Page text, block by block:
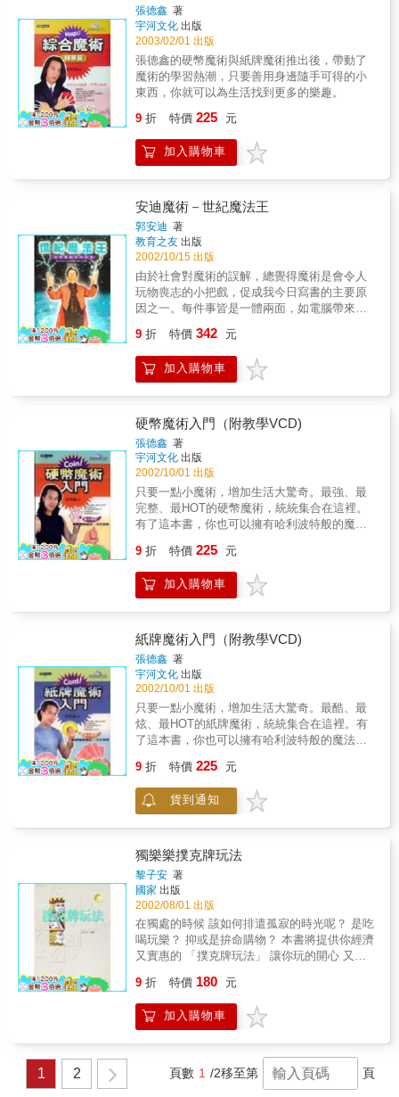
張德鑫 著
宇河文化 出版
2003/02/01 出版
張德鑫的硬幣魔術與紙牌魔術推出後，帶動了
魔術的學習熱潮，只要善用身邊隨手可得的小
東西，你就可以為生活找到更多的樂趣。
9 折 特價 225 元
加入購物車
安迪魔術－世紀魔法王
郭安迪 著
教育之友 出版
2002/10/15 出版
由於社會對魔術的誤解，總覺得魔術是會令人
玩物喪志的小把戲，促成我今日寫書的主要原
因之一。每件事皆是一體兩面，如電腦帶來生
許多負面影響，因此對於魔術有所誤解的朋友
在看完本書之後，希望能修正對魔術的誤解
外，也能為生活帶來歡樂與笑聲，這本書能讓
9 折 特價 342 元
加入購物車
硬幣魔術入門（附教學VCD)
張德鑫 著
宇河文化 出版
2002/10/01 出版
只要一點小魔術，增加生活大驚奇。最強、最
完整、最HOT的硬幣魔術，統統集合在這裡。
有了這本書，你也可以擁有哈利波特般的魔
的魔法棒。全書彩色精美印刷，詳細分解動作
讓你輕鬆入門，加上教學VCD，學會硬幣魔術
非常EASY。
9 折 特價 225 元
加入購物車
紙牌魔術入門（附教學VCD)
張德鑫 著
宇河文化 出版
2002/10/01 出版
只要一點小魔術，增加生活大驚奇。最酷、最
炫、最HOT的紙牌魔術，統統集合在這裡。有
了這本書，你也可以擁有哈利波特般的魔法，
美印刷，詳細分解動作讓你輕鬆入門，加上教
學VCD，學會紙牌魔術非常EASY。
9 折 特價 225 元
貨到通知
獨樂樂撲克牌玩法
黎子安 著
國家 出版
2002/08/01 出版
在獨處的時候 該如何排遣孤寂的時光呢？ 是吃
喝玩樂？ 抑或是拚命購物？ 本書將提供你經濟
又實惠的 「撲克牌玩法」 讓你玩的開心 又可
只有一個人 也能夠「獨樂樂」，消磨無聊的時
光 本書有鑑於此 特地收集了近百種的單人撲克
牌遊戲 以深入淺出的方式 解說各種玩法的精隨
9 折 特價 180 元
加入購物車
1 2 頁數 1 /2移至第 頁